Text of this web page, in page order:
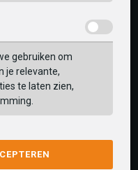
gebruiken om
je relevante,
te laten zien,